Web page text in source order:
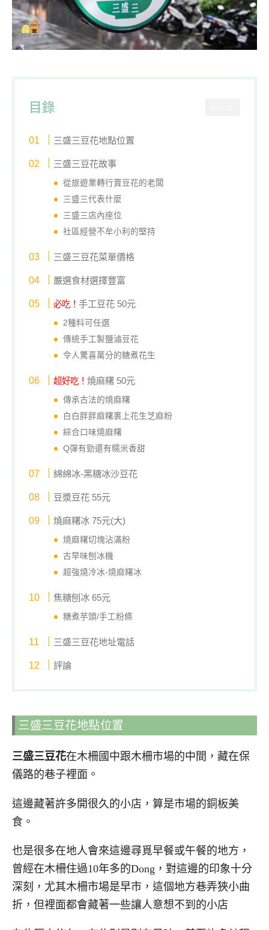
目錄
三盛三豆花地點位置
三盛三豆花故事
從旅遊業轉行賣豆花的老闆
三盛三代表什麼
三盛三店內座位
社區經營不牟小利的堅持
三盛三豆花菜單價格
嚴選食材選擇豐富
必吃！手工豆花 50元
2種料可任選
傳統手工製鹽滷豆花
令人驚喜萬分的糖煮花生
超好吃！燒麻糬 50元
傳承古法的燒麻糬
白白胖胖麻糬裹上花生芝麻粉
綜合口味燒麻糬
Q彈有勁還有糯米香甜
綿綿冰-黑糖冰沙豆花
豆漿豆花 55元
燒麻糬冰 75元(大)
燒麻糬切塊沾滿粉
古早味刨冰機
超強燒冷冰-燒麻糬冰
焦糖刨冰 65元
糖煮芋頭/手工粉條
三盛三豆花地址電話
評論
三盛三豆花地點位置
三盛三豆花在木柵國中跟木柵市場的中間，藏在保
儀路的巷子裡面。
這邊藏著許多開很久的小店，算是市場的銅板美
食。
也是很多在地人會來這邊尋覓早餐或午餐的地方，
曾經在木柵住過10年多的Dong，對這邊的印象十分
深刻，尤其木柵市場是早市，這個地方巷弄狹小曲
折，但裡面都會藏著一些讓人意想不到的小店